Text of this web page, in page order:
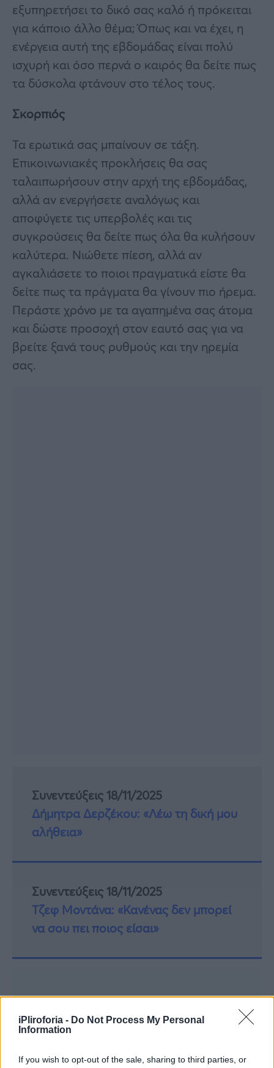
iPliroforia - Do Not Process My Personal
Information
If you wish to opt-out of the sale, sharing to third parties, or
εξυπηρετήσει το δικό σας καλό ή πρόκειται
για κάποιο άλλο θέμα; Όπως και να έχει, η
ενέργεια αυτή της εβδομάδας είναι πολύ
ισχυρή και όσο περνά ο καιρός θα δείτε πως
τα δύσκολα φτάνουν στο τέλος τους.
Σκορπιός
Τα ερωτικά σας μπαίνουν σε τάξη.
Επικοινωνιακές προκλήσεις θα σας
ταλαιπωρήσουν στην αρχή της εβδομάδας,
αλλά αν ενεργήσετε αναλόγως και
αποφύγετε τις υπερβολές και τις
συγκρούσεις θα δείτε πως όλα θα κυλήσουν
καλύτερα. Νιώθετε πίεση, αλλά αν
αγκαλιάσετε το ποιοι πραγματικά είστε θα
δείτε πως τα πράγματα θα γίνουν πιο ήρεμα.
Περάστε χρόνο με τα αγαπημένα σας άτομα
και δώστε προσοχή στον εαυτό σας για να
βρείτε ξανά τους ρυθμούς και την ηρεμία
σας.
Συνεντεύξεις 18/11/2025
Δήμητρα Δερζέκου: «Λέω τη δική μου
αλήθεια»
Συνεντεύξεις 18/11/2025
Τζεφ Μοντάνα: «Κανένας δεν μπορεί
να σου πει ποιος είσαι»